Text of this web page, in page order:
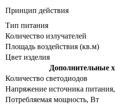
Принцип действия
Тип питания
Количество излучателей
Площадь воздействия (кв.м)
Цвет изделия
Дополнительные
Количество светодиодов
Напряжение источника
Потребляемая мощность, Вт